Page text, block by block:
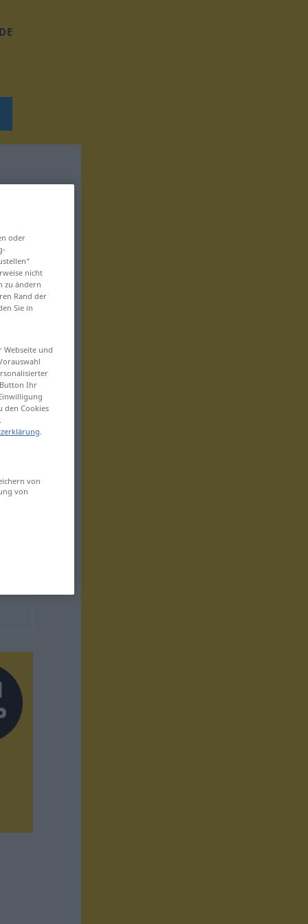
oder
nicht
zu ändern
Rand der
Sie in
und
Ihr
den Cookies
.
von
von